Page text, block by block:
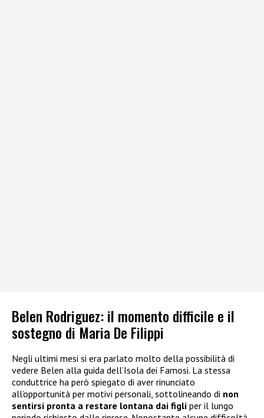
Belen Rodriguez: il momento difficile e il
sostegno di Maria De Filippi
Negli ultimi mesi si era parlato molto della possibilità di
vedere Belen alla guida dell’Isola dei Famosi. La stessa
conduttrice ha però spiegato di aver rinunciato
all’opportunità per motivi personali, sottolineando di non
sentirsi pronta a restare lontana dai figli per il lungo